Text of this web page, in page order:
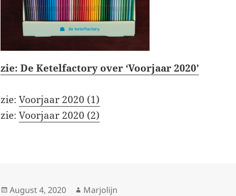
zie: De Ketelfactory over ‘Voorjaar 2020’
zie:Voorjaar 2020 (1)
zie:Voorjaar 2020 (2)
Posted
August 4, 2020 Author
Marjolijn